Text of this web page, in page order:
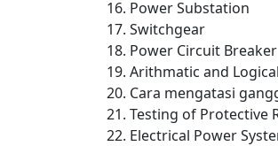
Power Substation
Switchgear
Power Circuit Breaker
Arithmatic and
Cara mengatasi
Testing of Protective
Electrical Power